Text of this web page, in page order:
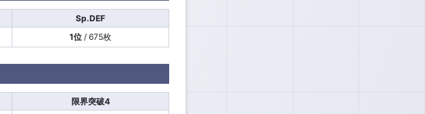
Sp.DEF
1位 / 675枚
限界突破4